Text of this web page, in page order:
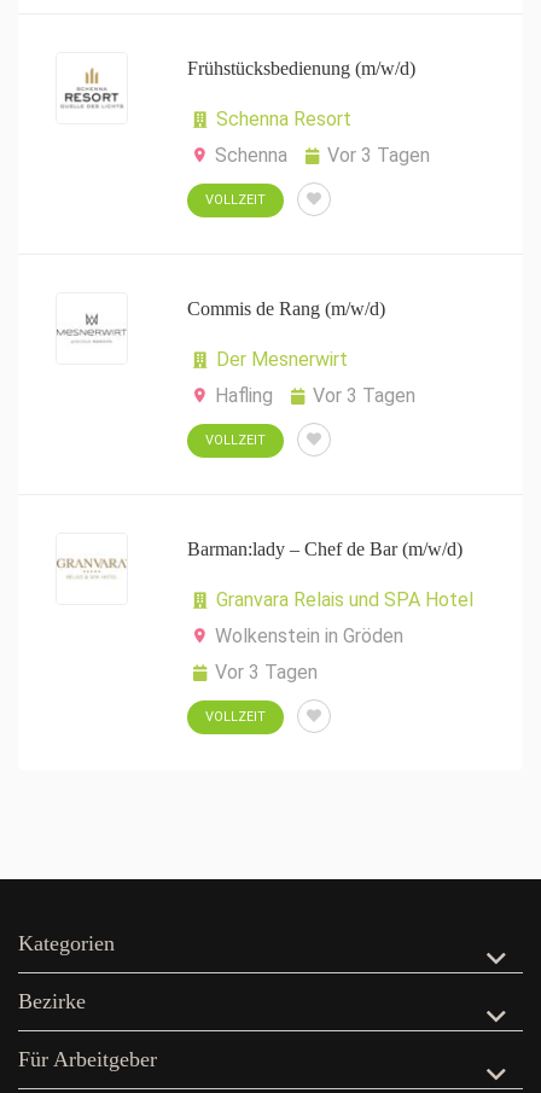
Frühstücksbedienung (m/w/d)
Schenna Resort
Schenna
Vor 3 Tagen
VOLLZEIT
Commis de Rang (m/w/d)
Der Mesnerwirt
Hafling
Vor 3 Tagen
VOLLZEIT
Barman:lady – Chef de Bar (m/w/d)
Granvara Relais und SPA Hotel
Wolkenstein in Gröden
Vor 3 Tagen
VOLLZEIT
Kategorien
Bezirke
Für Arbeitgeber